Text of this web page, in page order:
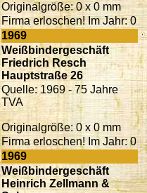
Originalgröße: 0 x 0 mm
Firma erloschen! Im Jahr: 0
1969
Weißbindergeschäft
Friedrich Resch
Hauptstraße 26
Quelle: 1969 - 75 Jahre
TVA
Originalgröße: 0 x 0 mm
Firma erloschen! Im Jahr: 0
1969
Weißbindergeschäft
Heinrich Zellmann &